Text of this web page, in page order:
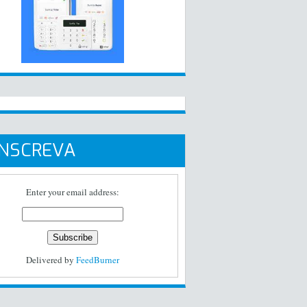
Enter your email address:
Delivered by FeedBurner